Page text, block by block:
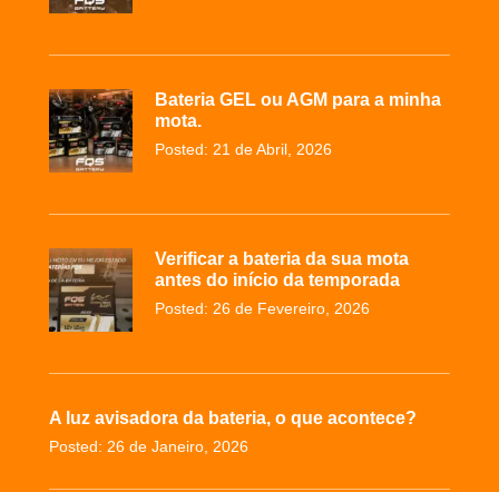
Bateria GEL ou AGM para a minha
mota.
Posted: 21 de Abril, 2026
Verificar a bateria da sua mota
antes do início da temporada
Posted: 26 de Fevereiro, 2026
A luz avisadora da bateria, o que acontece?
Posted: 26 de Janeiro, 2026